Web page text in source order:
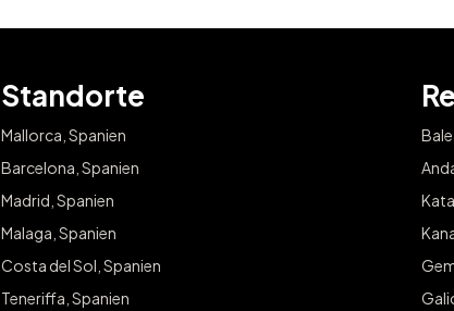
Standorte
Mallorca, Spanien
Barcelona, Spanien
Madrid, Spanien
Malaga, Spanien
Costa del Sol, Spanien
Teneriffa, Spanien